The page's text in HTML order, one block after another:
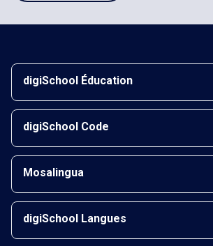
digiSchool Éducation
digiSchool Code
Mosalingua
digiSchool Langues